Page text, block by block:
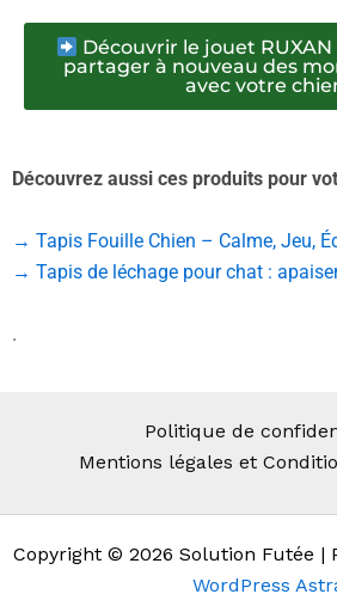
Découvrir le jouet
partager à nouveau des
avec votre
Découvrez aussi ces produits pour
→ Tapis Fouille Chien – Calme, Jeu,
→ Tapis de léchage pour chat :
.
Politique de
Mentions légales et
Copyright © 2026 Solution Futée |
WordPress